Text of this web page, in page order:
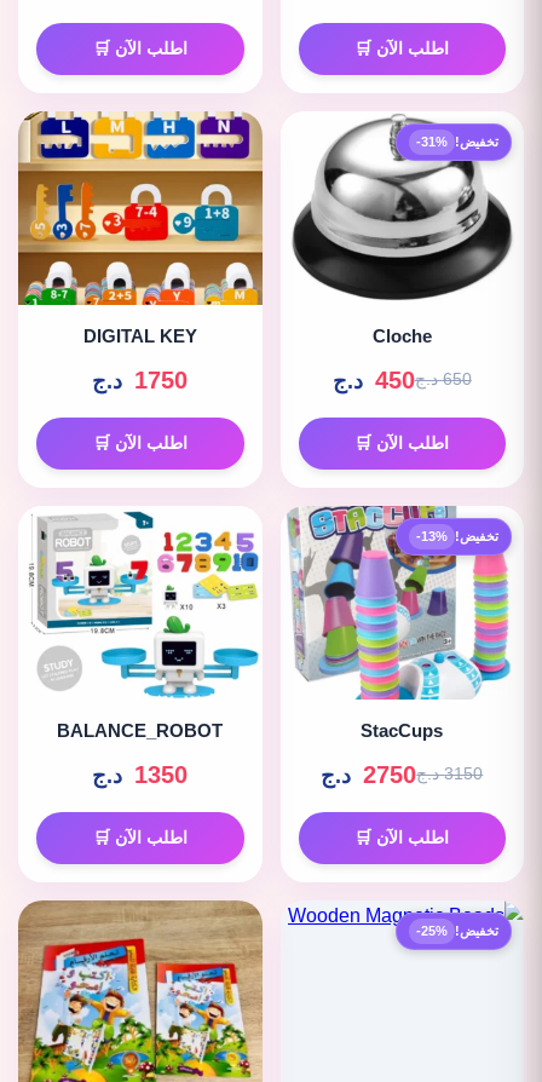
اطلب الآن 🛒 اطلب الآن 🛒
تخفيض! -31%
Cloche
650 د.ج 450 د.ج
اطلب الآن 🛒
DIGITAL KEY
1750 د.ج
اطلب الآن 🛒
تخفيض! -13%
StacCups
3150 د.ج 2750 د.ج
اطلب الآن 🛒
BALANCE_ROBOT
1350 د.ج
اطلب الآن 🛒
تخفيض! -25%